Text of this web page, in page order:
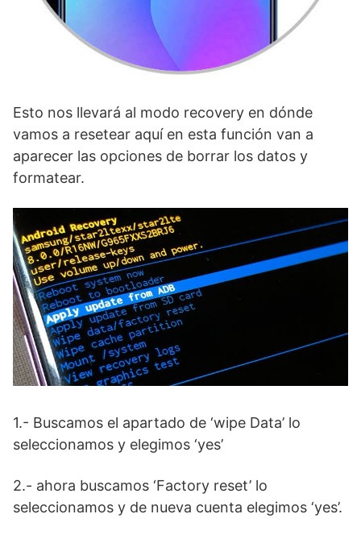
Esto nos llevará al modo recovery en dónde
vamos a resetear aquí en esta función van a
aparecer las opciones de borrar los datos y
formatear.
1.- Buscamos el apartado de ‘wipe Data’ lo
seleccionamos y elegimos ‘yes’
2.- ahora buscamos ‘Factory reset’ lo
seleccionamos y de nueva cuenta elegimos ‘yes’.